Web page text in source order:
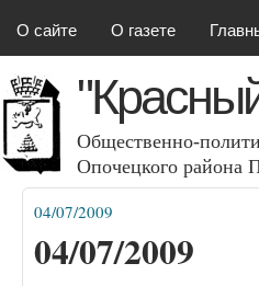
О сайте О газете
Общественно-
Опочецкого района
Вы здесь
04/07/2009
04/07/2009